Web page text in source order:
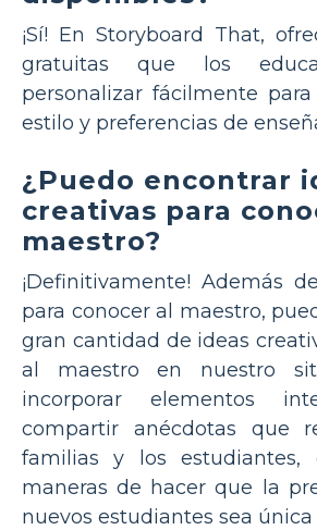
¡Sí! En Storyboard That,
gratuitas que los
personalizar fácilmente
estilo y preferencias de
¿Puedo encontrar
creativas para
maestro?
¡Definitivamente! Además
para conocer al maestro,
gran cantidad de ideas
al maestro en nuestro
incorporar elementos
compartir anécdotas que
familias y los estudiantes,
maneras de hacer que la
nuevos estudiantes sea